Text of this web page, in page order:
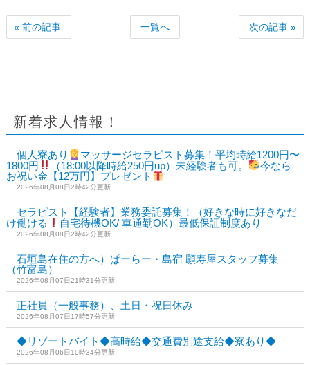
« 前の記事 一覧へ 次の記事 »
新着求人情報！
個人寮あり
マッサージセラピスト募集！平均時給1200円〜
1800円
（18:00以降時給250円up）未経験者も可。
今なら
お祝い金【12万円】プレゼント
2026年08月08日2時42分更新
セラピスト【経験者】業務委託募集！（好きな時に好きなだ
け働ける
自宅待機OK/ 車通勤OK）最低保証制度あり
2026年08月08日2時42分更新
石垣島在住の方へ）ぱーらー・島宿 願寿屋スタッフ募集
（竹富島）
2026年08月07日21時31分更新
正社員（一般事務）、土日・祝日休み
2026年08月07日17時57分更新
◆リゾートバイト◆高時給◆交通費別途支給◆寮あり◆
2026年08月06日10時34分更新